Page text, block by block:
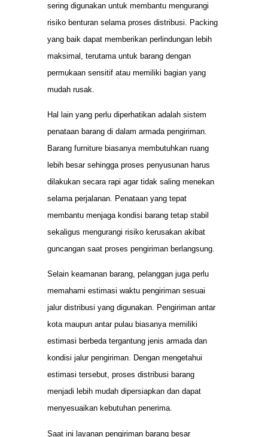
sering digunakan untuk membantu mengurangi
risiko benturan selama proses distribusi. Packing
yang baik dapat memberikan perlindungan lebih
maksimal, terutama untuk barang dengan
permukaan sensitif atau memiliki bagian yang
mudah rusak.
Hal lain yang perlu diperhatikan adalah sistem
penataan barang di dalam armada pengiriman.
Barang furniture biasanya membutuhkan ruang
lebih besar sehingga proses penyusunan harus
dilakukan secara rapi agar tidak saling menekan
selama perjalanan. Penataan yang tepat
membantu menjaga kondisi barang tetap stabil
sekaligus mengurangi risiko kerusakan akibat
guncangan saat proses pengiriman berlangsung.
Selain keamanan barang, pelanggan juga perlu
memahami estimasi waktu pengiriman sesuai
jalur distribusi yang digunakan. Pengiriman antar
kota maupun antar pulau biasanya memiliki
estimasi berbeda tergantung jenis armada dan
kondisi jalur pengiriman. Dengan mengetahui
estimasi tersebut, proses distribusi barang
menjadi lebih mudah dipersiapkan dan dapat
menyesuaikan kebutuhan penerima.
Saat ini layanan pengiriman barang besar